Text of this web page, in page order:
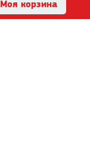
Моя корзина